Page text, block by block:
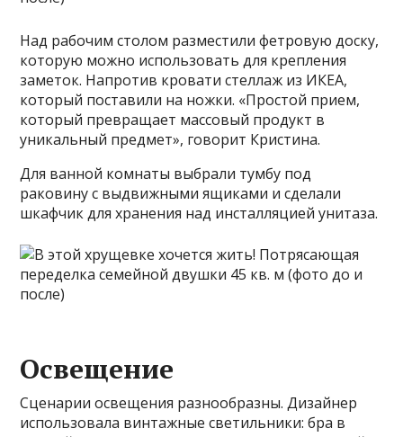
Над рабочим столом разместили фетровую доску,
которую можно использовать для крепления
заметок. Напротив кровати стеллаж из ИКЕА,
который поставили на ножки. «Простой прием,
который превращает массовый продукт в
уникальный предмет», говорит Кристина.
Для ванной комнаты выбрали тумбу под
раковину с выдвижными ящиками и сделали
шкафчик для хранения над инсталляцией унитаза.
Освещение
Сценарии освещения разнообразны. Дизайнер
использовала винтажные светильники: бра в